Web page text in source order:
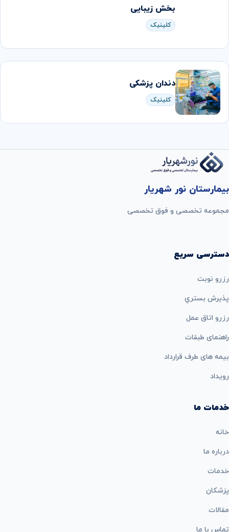
بخش زیبایی
کلینیک
دندان پزشکی
کلینیک
بیمارستان نور شهریار
مجموعه تخصصی و فوق تخصصی
دسترسی سریع
رزرو نوبت
پذيرش بستري
رزرو اتاق عمل
راهنمای طبقات
بيمه های طرف قرارداد
رویداد
خدمات ما
خانه
درباره ما
خدمات
پزشکان
مقالات
تماس با ما